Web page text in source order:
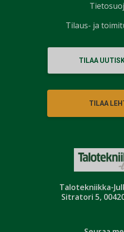
Talotekniikka-
Sitratori 5,
TILAA
TILAA
Tilaus- ja